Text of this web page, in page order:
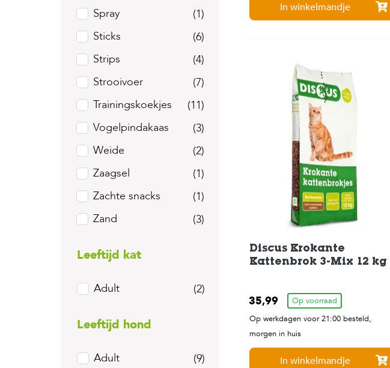
Spray
(1)
Sticks
(6)
Strips
(4)
Strooivoer
(7)
Trainingskoekjes
(11)
Vogelpindakaas
(3)
Weide
(2)
Zaagsel
(1)
Zachte snacks
(1)
Zand
(3)
Leeftijd kat
Adult (2)
Leeftijd hond
Adult
(9)
In winkelmandje
Discus Krokante
Kattenbrok 3-Mix 12 kg
35,99
Op voorraad
Op werkdagen voor 21:00 besteld,
morgen in huis
In winkelmandje